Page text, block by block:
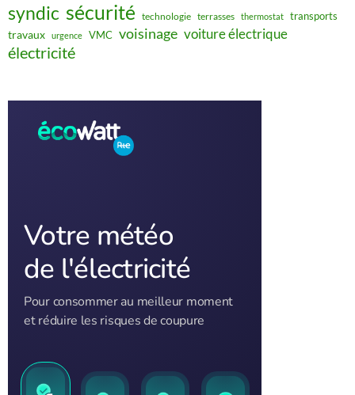
syndic sécurité technologie terrasses thermostat transports
travaux urgence VMC voisinage voiture électrique
électricité